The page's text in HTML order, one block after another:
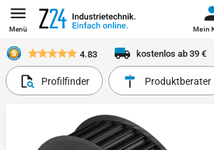
Menü Mein
4.83 kostenlos ab 39 €
Profilfinder Produktberater